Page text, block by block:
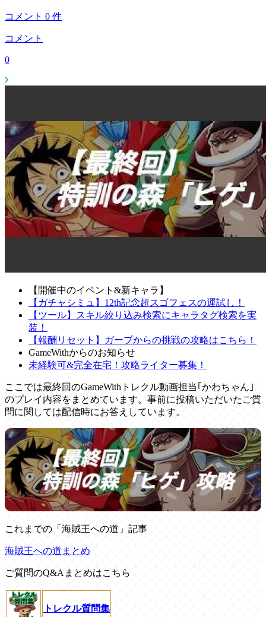
コメント 0 件
コメント
0
【開催中のイベント&新キャラ】
【ガチャシミュ】12th記念超スゴフェスの運試し！
【ツール】スキル絞り込み検索にキャラタグ検索を実
装！
【報酬リセット】ガープからの挑戦の攻略はこちら！
GameWithからのお知らせ
未経験可&完全在宅！攻略ライター募集！
ここでは最終回のGameWithトレクル動画担当｢かわちゃん｣
のプレイ内容をまとめています。事前に投稿いただいたご質
問に関しては配信時にお答えしています。
これまでの「海賊王への道」記事
海賊王への道まとめ
ご質問のQ&Aまとめはこちら
トレクル質問集